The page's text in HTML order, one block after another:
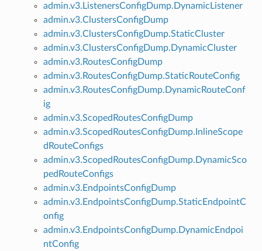
admin.v3.ListenersConfigDump.DynamicListener
admin.v3.ClustersConfigDump
admin.v3.ClustersConfigDump.StaticCluster
admin.v3.ClustersConfigDump.DynamicCluster
admin.v3.RoutesConfigDump
admin.v3.RoutesConfigDump.StaticRouteConfig
admin.v3.RoutesConfigDump.DynamicRouteConf
ig
admin.v3.ScopedRoutesConfigDump
admin.v3.ScopedRoutesConfigDump.InlineScope
dRouteConfigs
admin.v3.ScopedRoutesConfigDump.DynamicSco
pedRouteConfigs
admin.v3.EndpointsConfigDump
admin.v3.EndpointsConfigDump.StaticEndpointC
onfig
admin.v3.EndpointsConfigDump.DynamicEndpoi
ntConfig